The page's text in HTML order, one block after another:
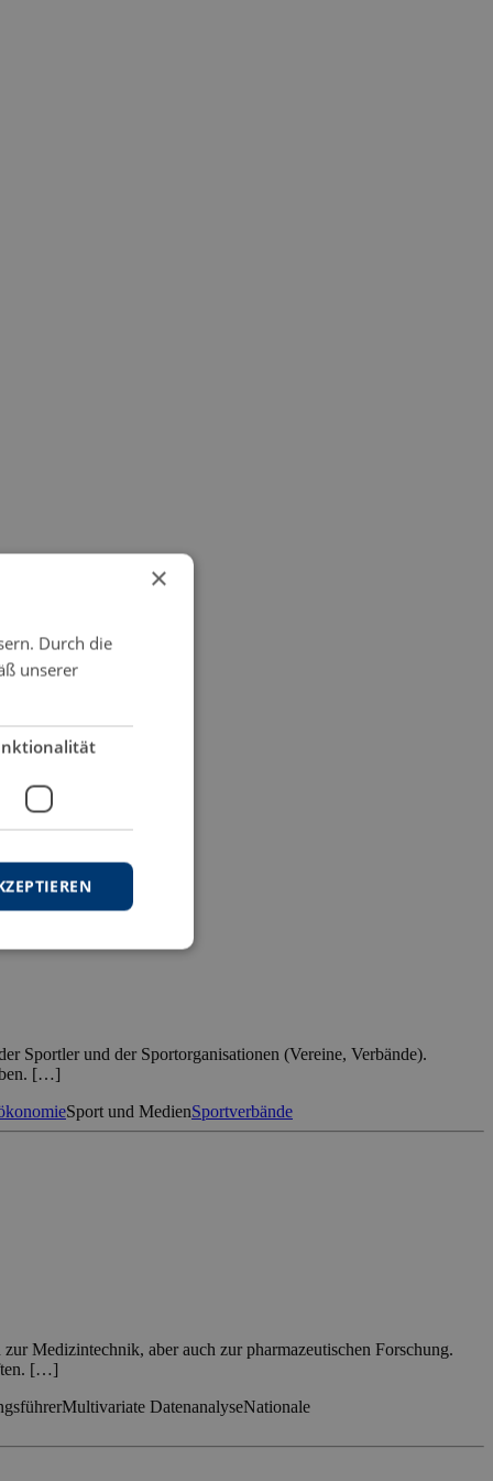
Sportler und der Sportorganisationen (Vereine, Verbände).
[…]
Sport und MedienSportverbände
Medizintechnik, aber auch zur pharmazeutischen Forschung.
[…]
Multivariate DatenanalyseNationale
×
Durch die
unserer